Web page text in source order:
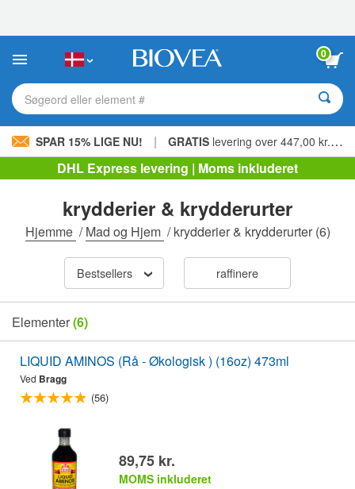
websted
0
Søgeord eller element #
SPAR 15% LIGE NU! | GRATIS levering over 447,00 kr. »
DHL Express levering | Moms inkluderet
krydderier & krydderurter
Hjemme /Mad og Hjem /krydderier & krydderurter(6)
Bestsellers raffinere
Elementer(6)
LIQUID AMINOS (Rå - Økologisk ) (16oz) 473ml
Ved Bragg
(56)
89,75 kr.
MOMS inkluderet